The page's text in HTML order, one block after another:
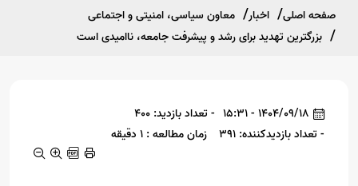
صفحه اصلی اخبار
معاون سیاسی، امنیتی و اجتماعی
بزرگترین تهدید برای رشد و پیشرفت جامعه، ناامیدی است
1404/09/18 - 15:31
- تعداد بازدید: 400
- تعداد بازدیدکننده: 391
زمان مطالعه : 1 دقیقه